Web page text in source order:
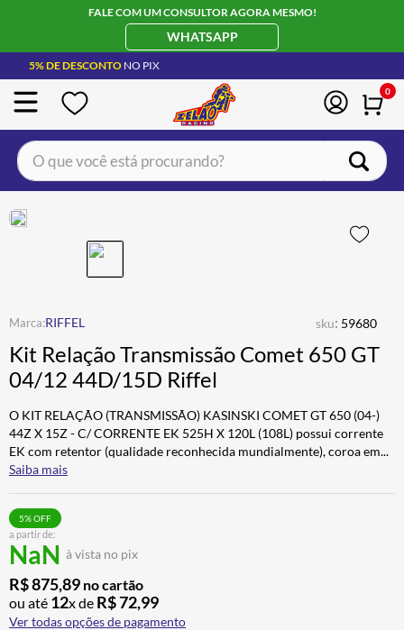
FALE COM UM CONSULTOR AGORA MESMO!
WHATSAPP
5% DE DESCONTO NO PIX
0
O que você está procurando?
RIFFEL sku: 59680
Kit Relação Transmissão Comet 650 GT
04/12 44D/15D Riffel
O KIT RELAÇÃO (TRANSMISSÃO) KASINSKI COMET GT 650 (04-)
44Z X 15Z - C/ CORRENTE EK 525H X 120L (108L) possui corrente
EK com retentor (qualidade reconhecida mundialmente), coroa em...
Saiba mais
a partir de:
NaN à vista no pix
5% OFF
R$875,89 no cartão
ou até 12x de R$72,99
Ver todas opções de pagamento
BOTA
4º ÓCULOS SOLAR
º LUVA
6 º BAU
7 º CALÇA
8º ALPINESTAR
9º AIROH
10º